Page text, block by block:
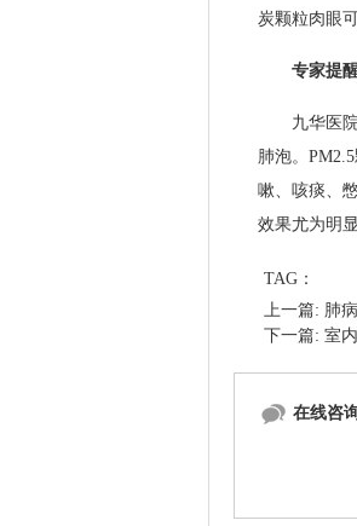
炭颗粒肉眼
专家提醒
九华医院
肺泡。
嗽、咳痰、
效果尤为明显
TAG：
上一篇: 肺
下一篇: 室
在线咨